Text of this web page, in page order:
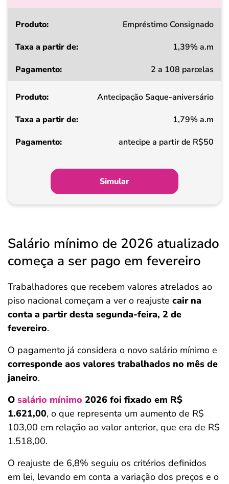
Produto
a
de
Pagamento
Empréstimo Consignado
1,39% a.m
2 a 108 parcelas
Antecipação Saque-aniversário
1,79% a.m
antecipe a partir de R$50
Simular
Salário mínimo de 2026 atualizado
começa a ser pago em fevereiro
Trabalhadores que recebem valores atrelados ao
piso nacional começam a ver o reajuste cair na
conta a partir desta segunda-feira, 2 de
fevereiro.
O pagamento já considera o novo salário mínimo e
corresponde aos valores trabalhados no mês de
janeiro.
O salário mínimo 2026 foi fixado em R$
1.621,00, o que representa um aumento de R$
103,00 em relação ao valor anterior, que era de R$
1.518,00.
O reajuste de 6,8% seguiu os critérios definidos
em lei, levando em conta a variação dos preços e o